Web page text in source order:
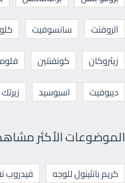
اتروفنت
سانسوفيت
زيثروكان
كونفنتين
ديبوفيت
اسبوسيد زيرتك
الموضوعات الأكثر
كريم بانثينول للوجه فيدروب